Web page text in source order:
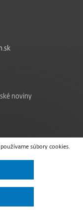
súbory cookies.
noviny